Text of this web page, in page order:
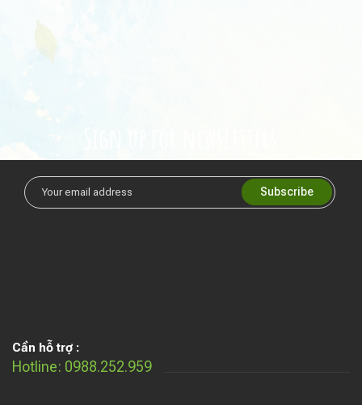
Cần hỗ trợ :
Hotline: 0988.252.959